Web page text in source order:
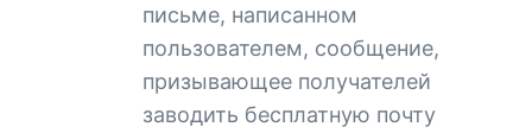
письме, написанном
пользователем, сообщение,
призывающее получателей
заводить бесплатную почту